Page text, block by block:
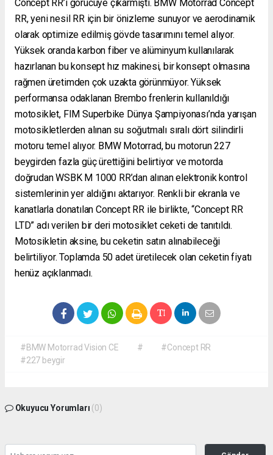
Concept RR’ı görücüye çıkarmıştı. BMW Motorrad Concept
RR, yeni nesil RR için bir önizleme sunuyor ve aerodinamik
olarak optimize edilmiş gövde tasarımını temel alıyor.
Yüksek oranda karbon fiber ve alüminyum kullanılarak
hazırlanan bu konsept hız makinesi, bir konsept olmasına
rağmen üretimden çok uzakta görünmüyor. Yüksek
performansa odaklanan Brembo frenlerin kullanıldığı
motosiklet, FIM Superbike Dünya Şampiyonası’nda yarışan
motosikletlerden alınan su soğutmalı sıralı dört silindirli
motoru temel alıyor. BMW Motorrad, bu motorun 227
beygirden fazla güç ürettiğini belirtiyor ve motorda
doğrudan WSBK M 1000 RR’dan alınan elektronik kontrol
sistemlerinin yer aldığını aktarıyor. Renkli bir ekranla ve
kanatlarla donatılan Concept RR ile birlikte, “Concept RR
LTD” adı verilen bir deri motosiklet ceketi de tanıtıldı.
Motosikletin aksine, bu ceketin satın alınabileceği
belirtiliyor. Toplamda 50 adet üretilecek olan ceketin fiyatı
henüz açıklanmadı.
#BMW Motorrad Vision CE #
#Concept RR
#227 beygir
Okuyucu Yorumları (0)